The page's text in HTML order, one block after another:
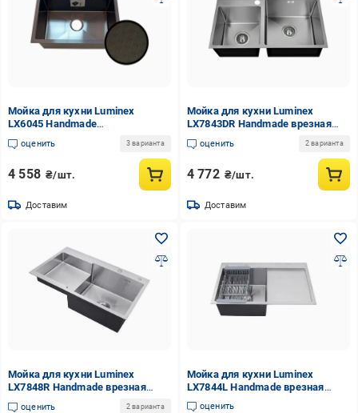
Мойка для кухни Luminex
LX6045 Handmade
нержавеющая сталь врезная
1,0/3,0 600x450 мм Черный
оценить 3 варианта
4 558 ₴/шт.
Доставим
Мойка для кухни Luminex
LX7843DR Handmade врезная
нержавеющая сталь 1,0/3,0
780x430 мм Сатин (LX7843DR-
оценить 2 варианта
4 772 ₴/шт.
Доставим
Мойка для кухни Luminex
LX7848R Handmade врезная
нержавеющая сталь 1,0/3,0
оценить 2 варианта
Мойка для кухни Luminex
LX7844L Handmade врезная
нержавеющая сталь 1,0/3,0
оценить